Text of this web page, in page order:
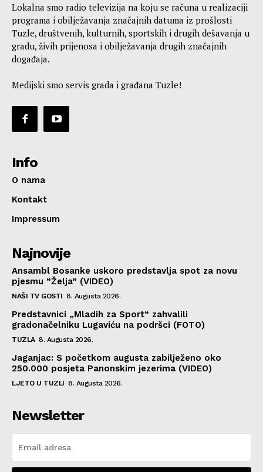
Lokalna smo radio televizija na koju se računa u realizaciji
programa i obilježavanja značajnih datuma iz prošlosti
Tuzle, društvenih, kulturnih, sportskih i drugih dešavanja u
gradu, živih prijenosa i obilježavanja drugih značajnih
događaja.
Medijski smo servis grada i građana Tuzle!
Info
O nama
Kontakt
Impressum
Najnovije
Ansambl Bosanke uskoro predstavlja spot za novu
pjesmu “Želja” (VIDEO)
NAŠI TV GOSTI 8. Augusta 2026.
Predstavnici „Mladih za Sport“ zahvalili
gradonačelniku Lugaviću na podršci (FOTO)
TUZLA 8. Augusta 2026.
Jaganjac: S početkom augusta zabilježeno oko
250.000 posjeta Panonskim jezerima (VIDEO)
LJETO U TUZLI 8. Augusta 2026.
Newsletter